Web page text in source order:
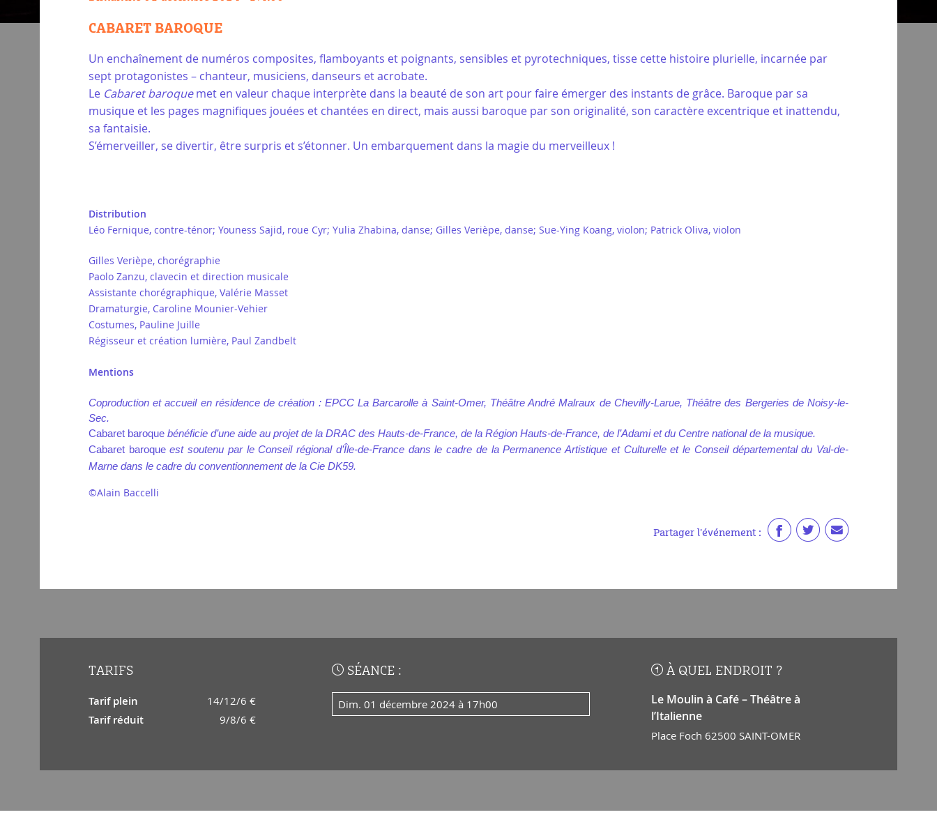
CABARET BAROQUE
Un enchaînement de numéros composites, flamboyants et poignants, sensibles et pyrotechniques, tisse cette histoire plurielle, incarnée par
sept protagonistes – chanteur, musiciens, danseurs et acrobate.
Le Cabaret baroquemet en valeur chaque interprète dans la beauté de son art pour faire émerger des instants de grâce. Baroque par sa
musique et les pages magnifiques jouées et chantées en direct, mais aussi baroque par son originalité, son caractère excentrique et inattendu,
sa fantaisie.
S’émerveiller, se divertir, être surpris et s’étonner. Un embarquement dans la magie du merveilleux !
Distribution
Léo Fernique, contre-ténor; Youness Sajid, roue Cyr; Yulia Zhabina, danse; Gilles Verièpe, danse; Sue-Ying Koang, violon; Patrick Oliva, violon
Gilles Verièpe, chorégraphie
Paolo Zanzu, clavecin et direction musicale
Assistante chorégraphique, Valérie Masset
Dramaturgie, Caroline Mounier-Vehier
Costumes, Pauline Juille
Régisseur et création lumière, Paul Zandbelt
Mentions
Coproduction et accueil en résidence de création : EPCC La Barcarolle à Saint-Omer, Théâtre André Malraux de Chevilly-Larue, Théâtre des Bergeries de Noisy-le-
Sec.
Cabaret baroque bénéficie d’une aide au projet de la DRAC des Hauts-de-France, de la Région Hauts-de-France, de l’Adami et du Centre national de la musique.
Cabaret baroqueest soutenu par le Conseil régional d’Île-de-France dans le cadre de la Permanence Artistique et Culturelle et le Conseil départemental du Val-de-
Marne dans le cadre du conventionnement de la Cie DK59.
©Alain Baccelli
Partager l'événement :
TARIFS
Tarif plein 14/12/6 €
Tarif réduit 9/8/6 €
SÉANCE :
dim. 01 décembre 2024 à 17h00
À QUEL ENDROIT ?
Le Moulin à Café – Théâtre à
l’Italienne
Place Foch 62500 SAINT-OMER